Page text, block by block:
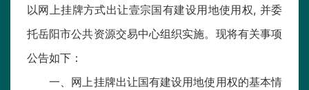
以网上挂牌方式出让壹宗国有建设用地使用权, 并委
托岳阳市公共资源交易中心组织实施。现将有关事项
公告如下：
一、网上挂牌出让国有建设用地使用权的基本情